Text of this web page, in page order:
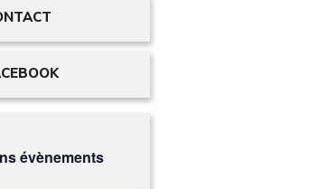
évènements